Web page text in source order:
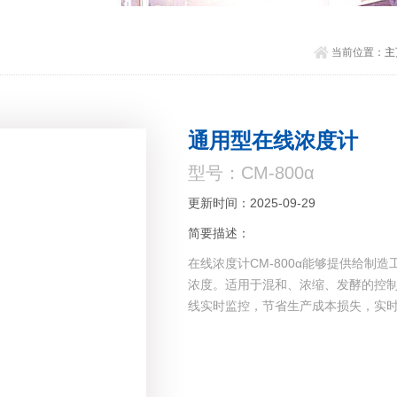
当前位置：
通用型在线浓度计
型号：CM-800α
更新时间：2025-09-29
简要描述：
在线浓度计CM-800α能够提供给制造
浓度。适用于混和、浓缩、发酵的控
线实时监控，节省生产成本损失，实